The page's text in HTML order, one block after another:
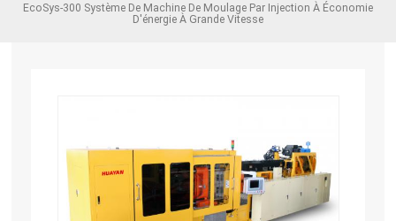
EcoSys-300 Système De Machine De Moulage Par Injection À Économie
D'énergie À Grande Vitesse